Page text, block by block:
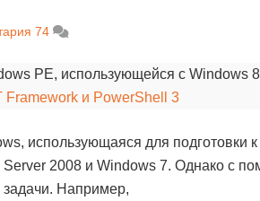
74
PE, использующейся с Windows
Framework и PowerShell 3
использующаяся для подготовки к
2008 и Windows 7. Однако с
Например,